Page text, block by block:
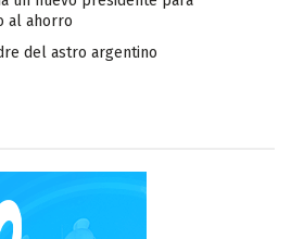
al ahorro
del astro argentino